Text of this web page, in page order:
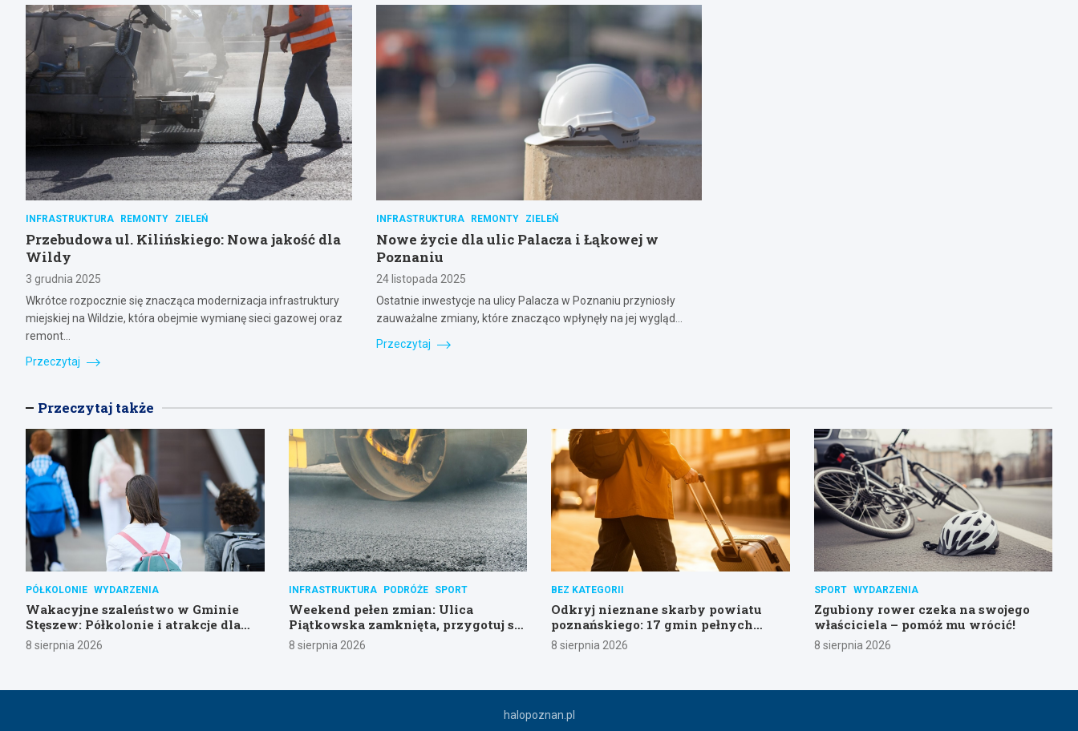
INFRASTRUKTURA REMONTY ZIELEŃ
Przebudowa ul. Kilińskiego: Nowa jakość dla
Wildy
3 grudnia 2025
Wkrótce rozpocznie się znacząca modernizacja infrastruktury
miejskiej na Wildzie, która obejmie wymianę sieci gazowej oraz
remont…
Przeczytaj
INFRASTRUKTURA REMONTY ZIELEŃ
Nowe życie dla ulic Palacza i Łąkowej w
Poznaniu
24 listopada 2025
Ostatnie inwestycje na ulicy Palacza w Poznaniu przyniosły
zauważalne zmiany, które znacząco wpłynęły na jej wygląd…
Przeczytaj
Przeczytaj także
PÓŁKOLONIE WYDARZENIA
Wakacyjne szaleństwo w Gminie
Stęszew: Półkolonie i atrakcje dla
dzieci!
8 sierpnia 2026
INFRASTRUKTURA PODRÓŻE SPORT
Weekend pełen zmian: Ulica
Piątkowska zamknięta, przygotuj się
na objazdy!
8 sierpnia 2026
BEZ KATEGORII
Odkryj nieznane skarby powiatu
poznańskiego: 17 gmin pełnych
atrakcji!
8 sierpnia 2026
SPORT WYDARZENIA
Zgubiony rower czeka na swojego
właściciela – pomóż mu wrócić!
8 sierpnia 2026
halopoznan.pl